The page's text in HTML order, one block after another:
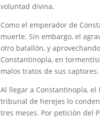
voluntad divina.
Como el emperador de
muerte. Sin embargo, el
otro batallón, y
Constantinopla, en
malos tratos de sus captores.
Al llegar a Constantinopla,
tribunal de herejes lo
tres meses. Por petición del